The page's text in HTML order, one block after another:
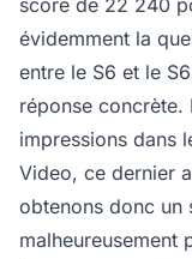
score de 22 240
évidemment la
entre le S6 et le
réponse concrète.
impressions dans
Video, ce dernier
obtenons donc un
malheureusement